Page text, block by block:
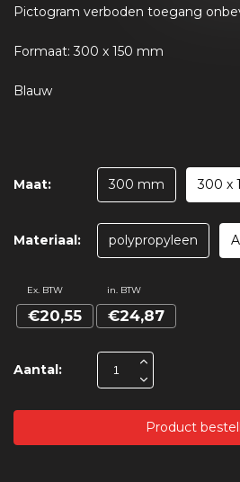
Pictogram verboden toegang
Formaat: 300 x 150 mm
Blauw
Maat: 300 mm 300 x
Materiaal: polypropyleen
Aantal:
Ex. BTW in. BTW
€20,55 €24,87
Product